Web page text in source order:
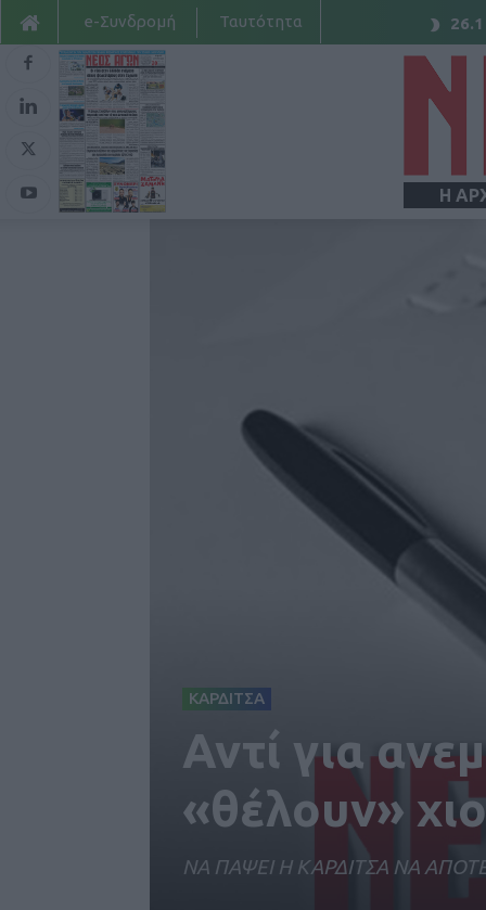
26.1
e-Συνδρομή Ταυτότητα
Η
ΚΑΡΔΙΤΣΑ
Αντί για
«θέλουν»
ΝΑ ΠΑΨΕΙ Η ΚΑΡΔΙΤΣΑ ΝΑ